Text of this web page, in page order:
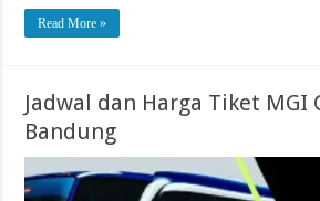
Read More »
Jadwal dan Harga Tiket MGI
Bandung